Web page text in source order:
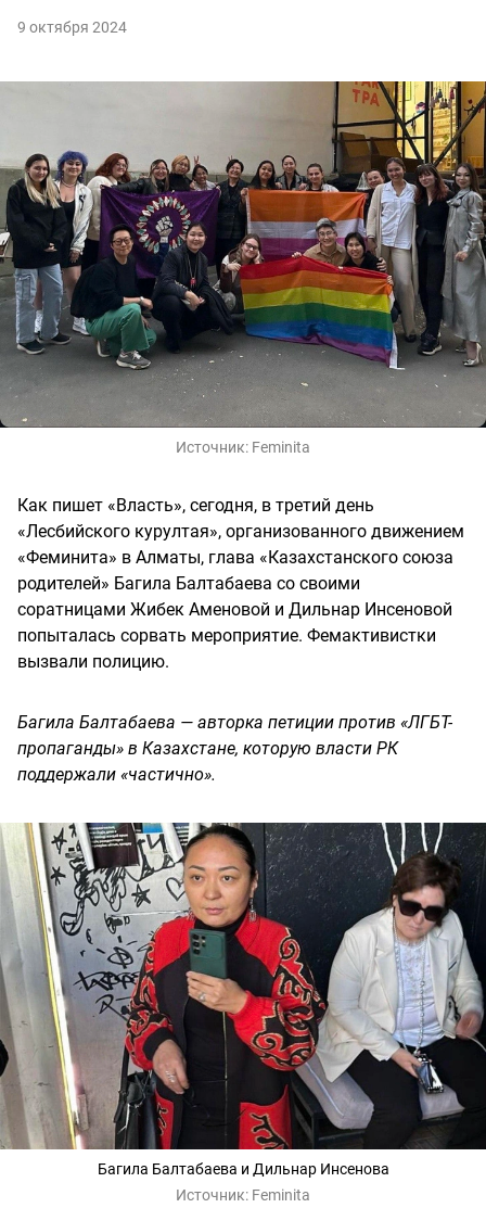
9 октября 2024
Источник: Feminita
Как пишет «Власть», сегодня, в третий день
«Лесбийского курултая», организованного движением
«Феминита» в Алматы, глава «Казахстанского союза
родителей» Багила Балтабаева со своими
соратницами Жибек Аменовой и Дильнар Инсеновой
попыталась сорвать мероприятие. Фемактивистки
вызвали полицию.
Багила Балтабаева — авторка петиции против «ЛГБТ-
пропаганды» в Казахстане, которую власти РК
поддержали «частично».
Багила Балтабаева и Дильнар Инсенова
Источник: Feminita